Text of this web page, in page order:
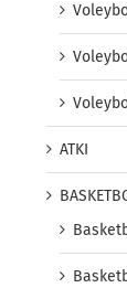
ATKI